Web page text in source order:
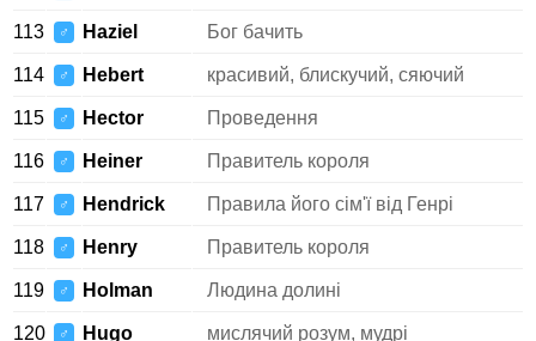
113 ♂ Haziel Бог бачить
114 ♂ Hebert красивий, блискучий, сяючий
115 ♂ Hector Проведення
116 ♂ Heiner Правитель короля
117 ♂ Hendrick Правила його сім'ї від Генрі
118 ♂ Henry Правитель короля
119 ♂ Holman Людина долині
120 ♂ Hugo мислячий розум, мудрі